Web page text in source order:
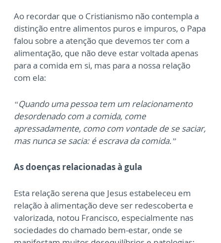
Ao recordar que o Cristianismo não contempla a
distinção entre alimentos puros e impuros, o Papa
falou sobre a atenção que devemos ter com a
alimentação, que não deve estar voltada apenas
para a comida em si, mas para a nossa relação
com ela:
“Quando uma pessoa tem um relacionamento
desordenado com a comida, come
apressadamente, como com vontade de se saciar,
mas nunca se sacia: é escrava da comida.”
As doenças relacionadas à gula
Esta relação serena que Jesus estabeleceu em
relação à alimentação deve ser redescoberta e
valorizada, notou Francisco, especialmente nas
sociedades do chamado bem-estar, onde se